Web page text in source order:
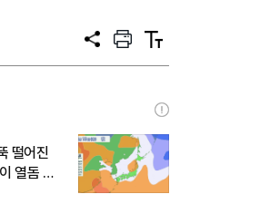
공
프
트
텍
트
떨어진
열돔 박